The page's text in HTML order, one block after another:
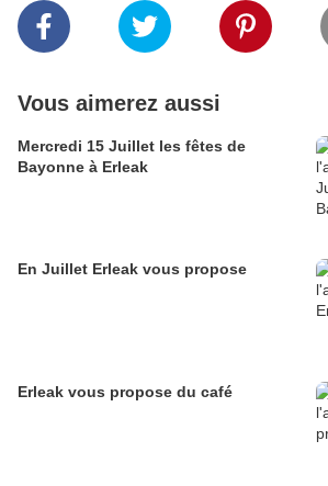
Vous aimerez aussi
Mercredi 15 Juillet les fêtes de
Bayonne à Erleak
En Juillet Erleak vous propose
Erleak vous propose du café